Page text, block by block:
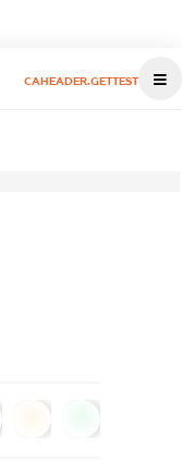
CAHEADER.GETTEST